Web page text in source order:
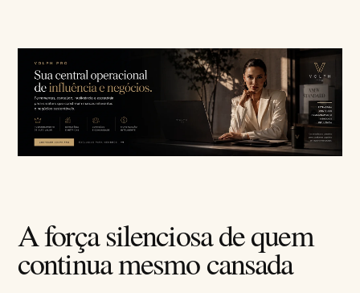
A força silenciosa de quem
continua mesmo cansada